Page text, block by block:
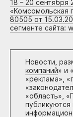
18 – 20 сентября
«Комсомольская
80505 от
сегменте сайта:
Новости,
компаний» и «
«реклама»,
«область»,